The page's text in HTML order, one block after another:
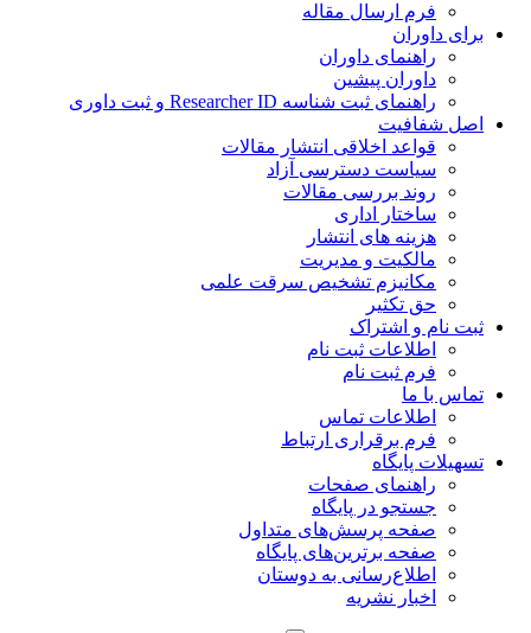
فرم ارسال مقاله
داوران
راهنمای داوران
داوران پیشین
راهنمای ثبت شناسه Researcher ID و ثبت داوری
شفافیت
قواعد اخلاقی انتشار مقالات
سیاست دسترسی آزاد
روند بررسی مقالات
ساختار اداری
هزینه های انتشار
مالکیت و مدیریت
ﻣﮑﺎﻧﯿﺰم ﺗﺸﺨﯿﺺ ﺳﺮﻗﺖ ﻋﻠﻤﯽ
حق تکثیر
نام و اشتراک
اطلاعات ثبت نام
فرم ثبت نام
با ما
اطلاعات تماس
فرم برقراری ارتباط
پایگاه
راهنمای صفحات
جستجو در پایگاه
صفحه پرسش‌های متداول
صفحه برترین‌های پایگاه
اطلاع‌رسانی به دوستان
اخبار نشریه